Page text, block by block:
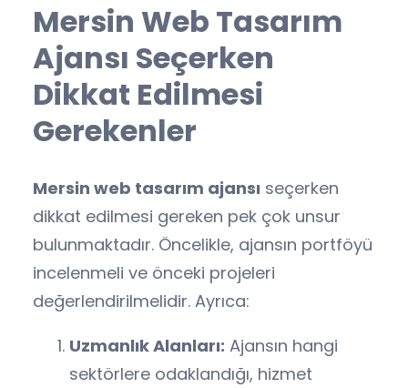
Mersin Web Tasarım
Ajansı Seçerken
Dikkat Edilmesi
Gerekenler
Mersin web tasarım ajansı seçerken
dikkat edilmesi gereken pek çok unsur
bulunmaktadır. Öncelikle, ajansın portföyü
incelenmeli ve önceki projeleri
değerlendirilmelidir. Ayrıca:
Uzmanlık Alanları: Ajansın hangi
sektörlere odaklandığı, hizmet